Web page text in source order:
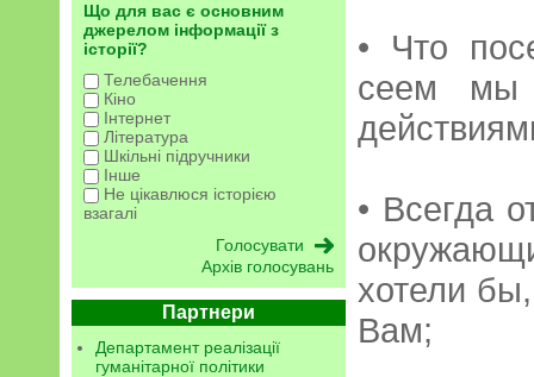
Що для вас є основним
джерелом інформації з
історії?
Телебачення
Кіно
Інтернет
Література
Шкільні підручники
Інше
Не цікавлюся історією
взагалі
Архів голосувань
Партнери
Департамент реалізації
гуманітарної політики
• Что
сеем мы
• Всегда
хотели
Вам;